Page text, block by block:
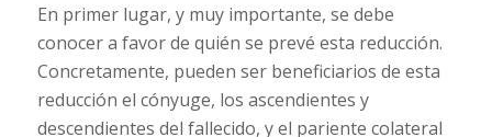
En primer lugar, y muy importante, se debe
conocer a favor de quién se prevé esta reducción.
Concretamente, pueden ser beneficiarios de esta
reducción el cónyuge, los ascendientes y
descendientes del fallecido, y el pariente colateral